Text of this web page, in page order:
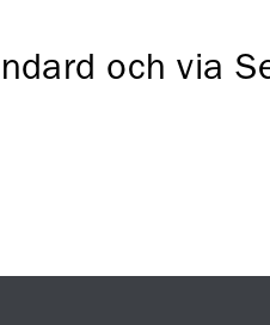
och via